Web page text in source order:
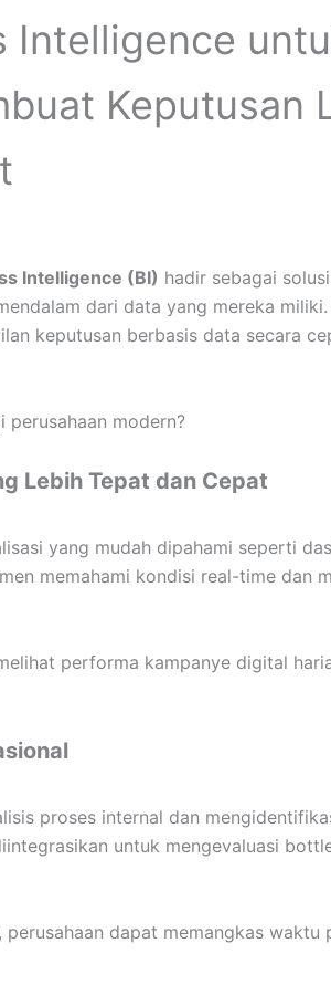
Intelligence
Keputusan
Intelligence (BI) hadir sebagai
dari data yang mereka
keputusan berbasis data secara
perusahaan modern?
Lebih Tepat dan Cepat
yang mudah dipahami seperti
memahami kondisi real-time dan
performa kampanye digital
proses internal dan
untuk mengevaluasi
dapat memangkas waktu